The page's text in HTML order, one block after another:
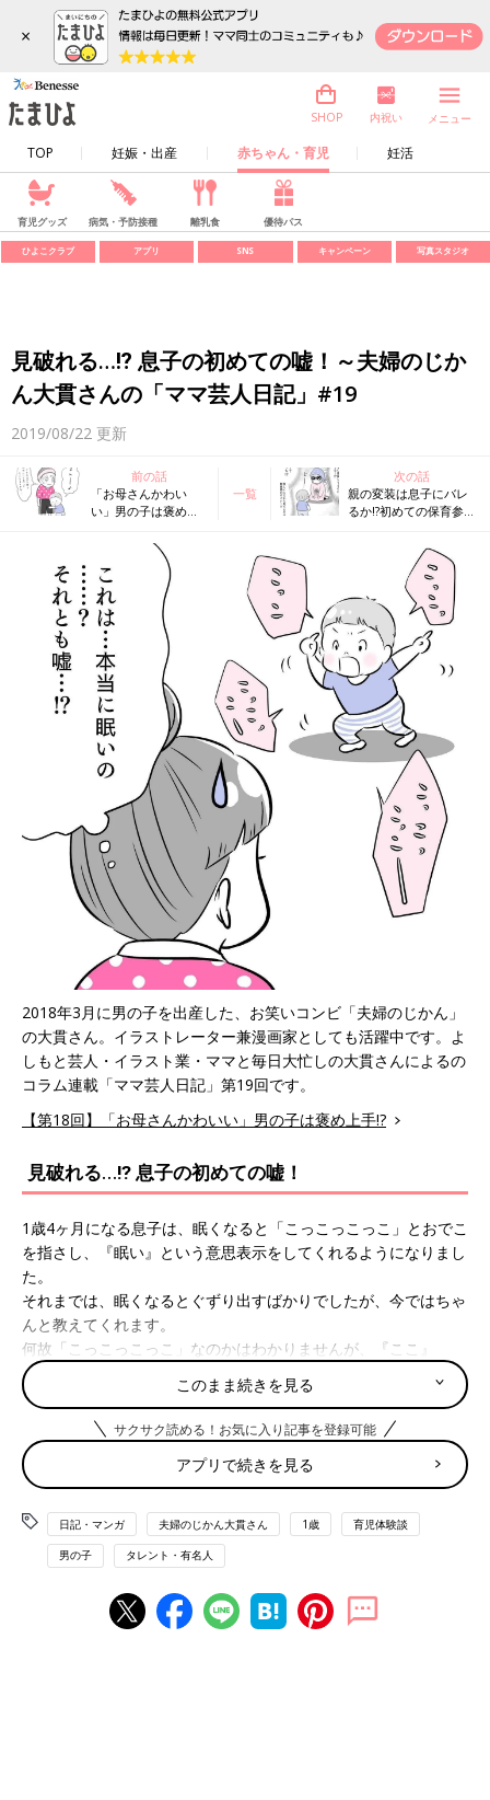
×
TOP 妊娠・出産 赤ちゃん・育児 妊活
SHOP 内祝い メニュー
育児グッズ 病気・予防接種 離乳食 優待パス
ひよこクラブ アプリ SNS キャンペーン 写真スタジオ
見破れる…⁉ 息子の初めての嘘！～夫婦のじか
ん大貫さんの「ママ芸人日記」#19
2019/08/22 更新
前の話
「お母さんかわい
い」男の子は褒め上
大貫さんの「ママ芸
一覧
次の話
親の変装は息子にバレ
るか!?初めての保育参
貫さんの「ママ芸人日
2018年3月に男の子を出産した、お笑いコンビ「夫婦のじかん」
の大貫さん。イラストレーター兼漫画家としても活躍中です。よ
しもと芸人・イラスト業・ママと毎日大忙しの大貫さんによるの
コラム連載「ママ芸人日記」第19回です。
【第18回】「お母さんかわいい」男の子は褒め上手!?
見破れる…⁉ 息子の初めての嘘！
1歳4ヶ月になる息子は、眠くなると「こっこっこっこ」とおでこ
を指さし、『眠い』という意思表示をしてくれるようになりまし
た。
それまでは、眠くなるとぐずり出すばかりでしたが、今ではちゃ
んと教えてくれます。
何故「こっこっこっこ」なのかはわかりませんが、『ここ』
（頭）が何か変な感じがするということなのでしょうか。
とにもかくにも、眠いということを教えてくれるようになり、本
当に気持ちが楽になりました。
赤ちゃんの頃は、何故泣いているのか、眠いのか何なのか、眠く
ても眠れないのか、理由などないのか…全くわからないことが
多々ありました。
それが、泣かずに眠さを教えてくれる日が来るなんて…！
息子の成長を思うと、非常に感慨深いです。
日に日に眠さを訴える息子の様子が緊迫感を増すようになってき
このまま続きを見る
サクサク読める！お気に入り記事を登録可能
アプリで続きを見る
日記・マンガ 夫婦のじかん大貫さん 1歳 育児体験談
男の子 タレント・有名人